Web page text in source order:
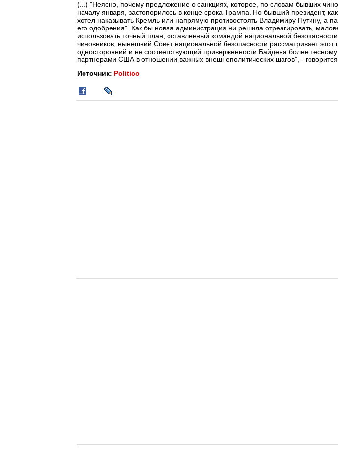
(...) "Неясно, почему предложение о санкциях, которое, по словам бывших
началу января, застопорилось в конце срока Трампа. Но бывший президент,
хотел наказывать Кремль или напрямую противостоять Владимиру Путину, а
его одобрения". Как бы новая администрация ни решила отреагировать,
использовать точный план, оставленный командой национальной
чиновников, нынешний Совет национальной безопасности рассматривает этот
односторонний и не соответствующий приверженности Байдена более тесному
партнерами США в отношении важных внешнеполитических шагов", -
Источник: Politico